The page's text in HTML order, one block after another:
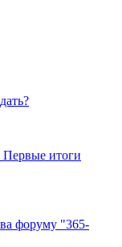
итоги
форуму "365-